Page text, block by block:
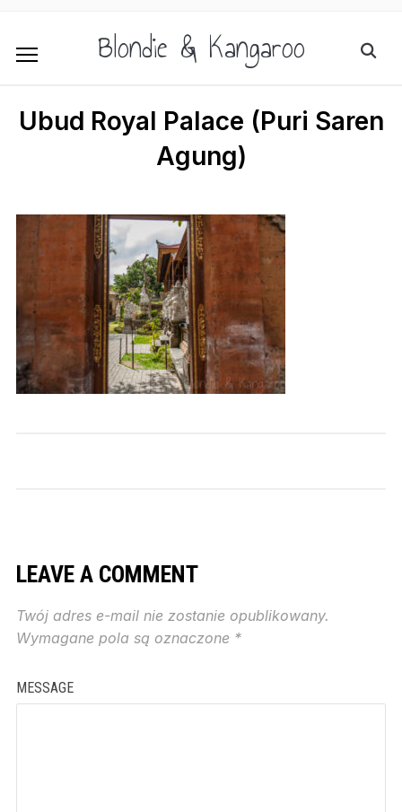
Blondie & Kangaroo
Ubud Royal Palace (Puri Saren
Agung)
LEAVE A COMMENT
Twój adres e-mail nie zostanie opublikowany.
Wymagane pola są oznaczone *
MESSAGE